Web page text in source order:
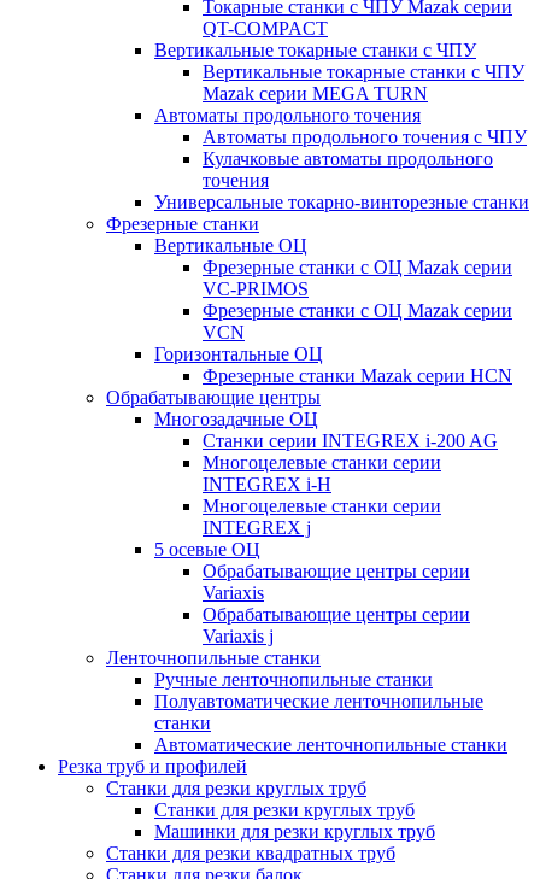
Токарные станки с ЧПУ Mazak серии
QT-COMPACT
Вертикальные токарные станки с ЧПУ
Вертикальные токарные станки с ЧПУ
Mazak серии MEGA TURN
Автоматы продольного точения
Автоматы продольного точения с ЧПУ
Кулачковые автоматы продольного
точения
Универсальные токарно-винторезные станки
Фрезерные станки
Вертикальные ОЦ
Фрезерные станки с ОЦ Mazak серии
VC-PRIMOS
Фрезерные станки с ОЦ Mazak серии
VCN
Горизонтальные ОЦ
Фрезерные станки Mazak серии HCN
Обрабатывающие центры
Многозадачные ОЦ
Cтанки серии INTEGREX i-200 AG
Многоцелевые станки серии
INTEGREX i-H
Многоцелевые станки серии
INTEGREX j
5 осевые ОЦ
Обрабатывающие центры серии
Variaxis
Обрабатывающие центры серии
Variaxis j
Ленточнопильные станки
Ручные ленточнопильные станки
Полуавтоматические ленточнопильные
станки
Автоматические ленточнопильные станки
Резка труб и профилей
Станки для резки круглых труб
Станки для резки круглых труб
Машинки для резки круглых труб
Станки для резки квадратных труб
Станки для резки балок